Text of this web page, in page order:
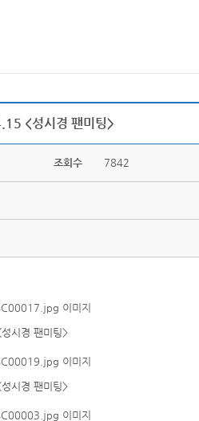
<성시경 팬미팅>
조회수 7842
성시경 팬미팅>
성시경 팬미팅>